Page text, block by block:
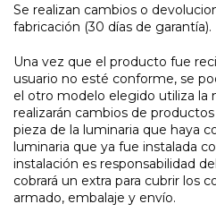
Se realizan cambios o
fabricación (30 días de garantía).
Una vez que el producto fue
usuario no esté conforme, se
el otro modelo elegido utiliza la
realizarán cambios de
pieza de la luminaria que haya
luminaria que ya fue instalada
instalación es responsabilidad
cobrará un extra para cubrir los
armado, embalaje y envío.